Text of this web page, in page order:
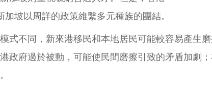
坡以周詳的政策維繫多元種族的團結。
式不同，新來港移民和本地居民可能較容易產生
政府過於被動，可能使民間磨擦引致的矛盾加劇